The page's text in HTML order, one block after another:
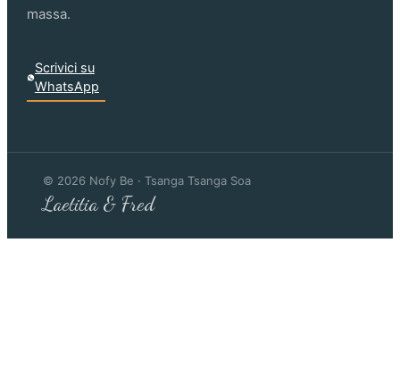
massa.
Scrivici su
WhatsApp
© 2026 Nofy Be · Tsanga Tsanga Soa
Laetitia & Fred